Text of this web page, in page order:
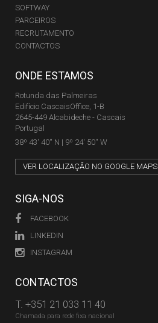
SOFTWAY
PARCEIROS
RECRUTAMENTO
CONTACTOS
ONDE ESTAMOS
Rotunda das Palmeiras
Edifício CascaisOffice, 1-B
2645-449 Alcabideche - Cascais
Portugal
38º 43' 40'' N | 9º 24' 50'' W
VER LOCALIZAÇÃO NO GOOGLE MAPS
SIGA-NOS
FACEBOOK
LINKEDIN
INSTAGRAM
CONTACTOS
T. +351 21 033 11 40
Chamada para rede fixa nacional